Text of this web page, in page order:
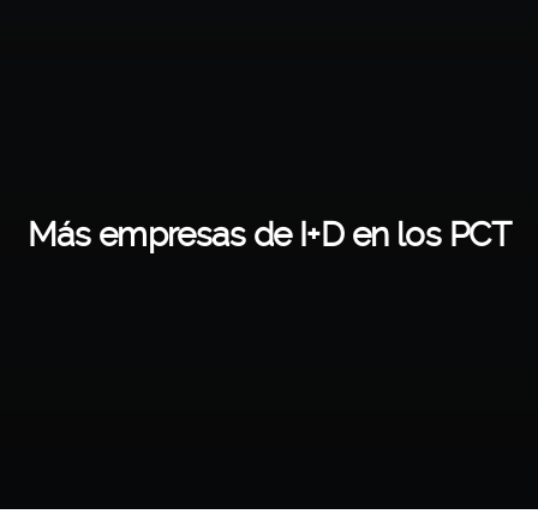
Más empresas de I+D en los PCT